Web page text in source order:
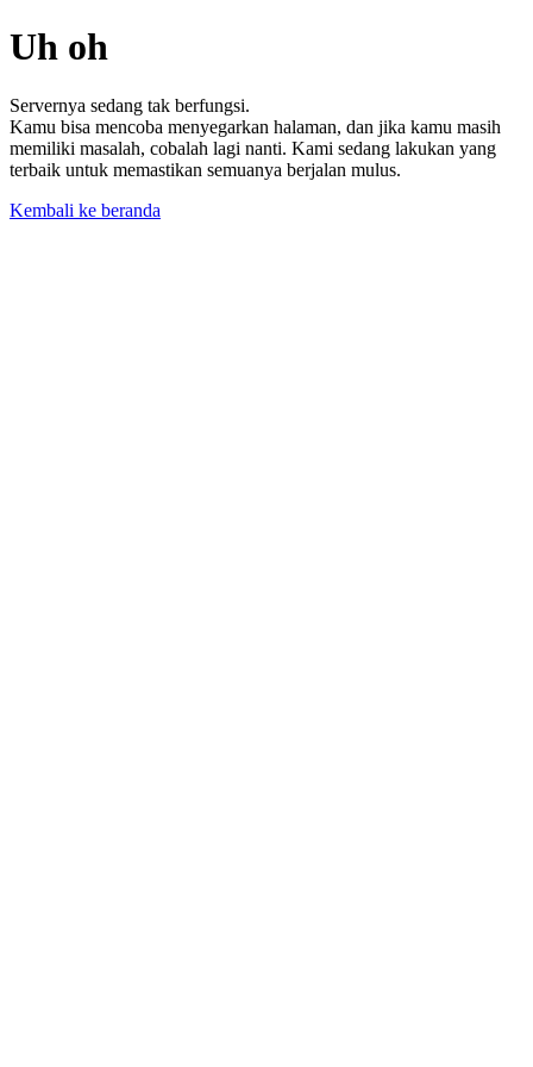
Uh oh
Servernya sedang tak berfungsi.
Kamu bisa mencoba menyegarkan halaman, dan jika kamu masih
memiliki masalah, cobalah lagi nanti. Kami sedang lakukan yang
terbaik untuk memastikan semuanya berjalan mulus.
Kembali ke beranda